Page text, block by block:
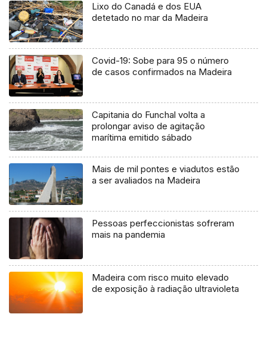
Lixo do Canadá e dos EUA
detetado no mar da Madeira
Covid-19: Sobe para 95 o número
de casos confirmados na Madeira
Capitania do Funchal volta a
prolongar aviso de agitação
marítima emitido sábado
Mais de mil pontes e viadutos estão
a ser avaliados na Madeira
Pessoas perfeccionistas sofreram
mais na pandemia
Madeira com risco muito elevado
de exposição à radiação ultravioleta